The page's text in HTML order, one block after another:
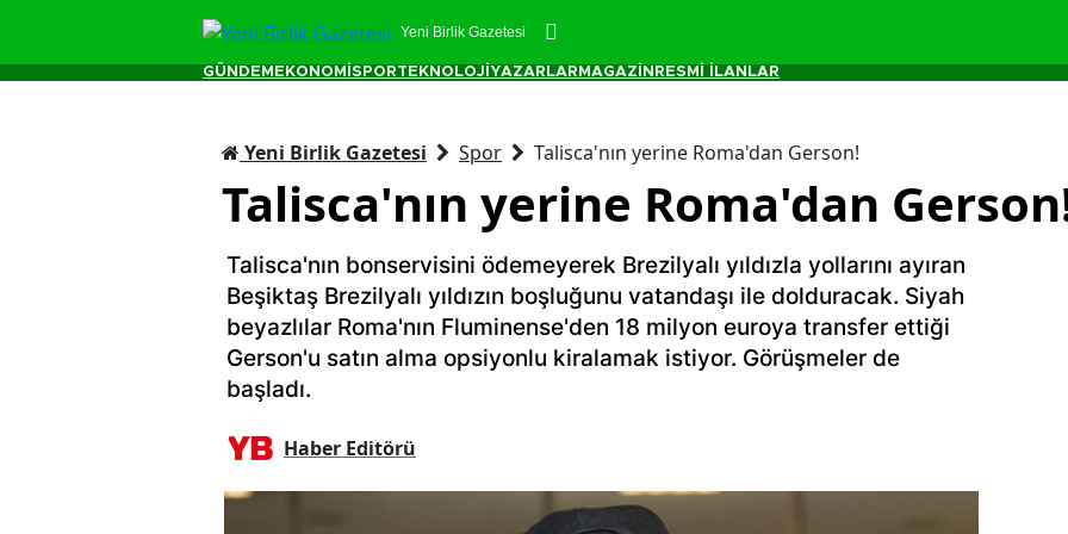
Yeni Birlik Gazetesi
GÜNDEM EKONOMİ SPORTEKNOLOJİ YAZARLAR MAGAZİN RESMİ İLANLAR
Yeni Birlik Gazetesi Spor Talisca'nın yerine Roma'dan Gerson!
Talisca'nın yerine Roma'dan
Talisca'nın bonservisini ödemeyerek Brezilyalı yıldızla yollarını ayıran
Beşiktaş Brezilyalı yıldızın boşluğunu vatandaşı ile dolduracak. Siyah
beyazlılar Roma'nın Fluminense'den 18 milyon euroya transfer ettiği
Gerson'u satın alma opsiyonlu kiralamak istiyor. Görüşmeler de
başladı.
Haber Editörü